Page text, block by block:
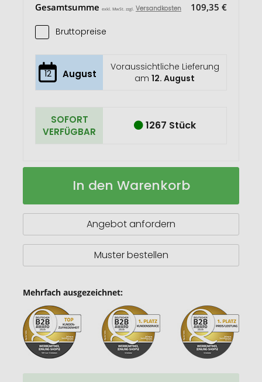
Gesamtsumme exkl. MwSt. zzgl. Versandkosten 109,35 €
Bruttopreise
12 August
Voraussichtliche Lieferung
am12. August
SOFORT
VERFÜGBAR
1267 Stück
Tischuhr
In den Warenkorb
Angebot anfordern
Muster bestellen
Mehrfach ausgezeichnet: